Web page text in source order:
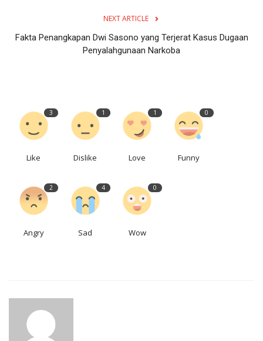
NEXT ARTICLE
Fakta Penangkapan Dwi Sasono yang Terjerat Kasus Dugaan
Penyalahgunaan Narkoba
3
Like
1
Dislike
1
Love
0
Funny
2
Angry
4
Sad
0
Wow